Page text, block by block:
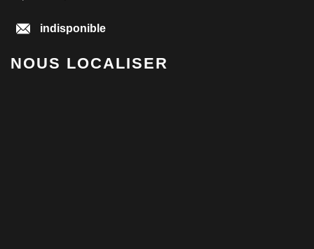
indisponible
NOUS LOCALISER